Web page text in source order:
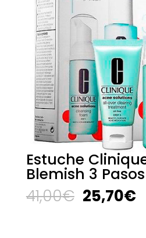
Estuche
Blemish 3
41,00€ El
precio
25,70€El